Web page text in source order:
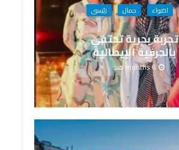
اضواء جمال
رئيسى
تجربة بحرية تحتفي
بالحِرفية الإيطالية
6 months منذ